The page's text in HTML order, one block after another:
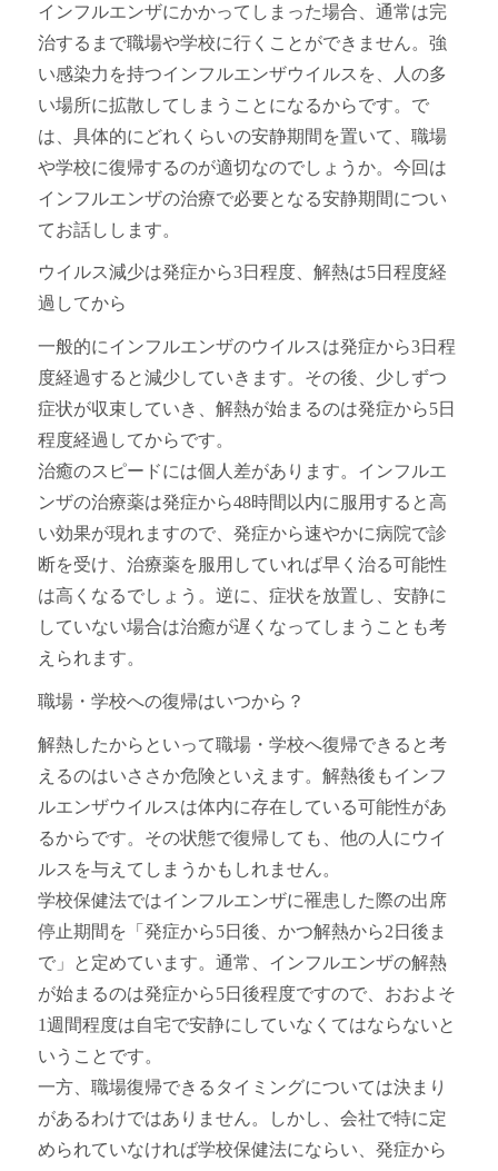
インフルエンザにかかってしまった場合、通常は完
治するまで職場や学校に行くことができません。強
い感染力を持つインフルエンザウイルスを、人の多
い場所に拡散してしまうことになるからです。で
は、具体的にどれくらいの安静期間を置いて、職場
や学校に復帰するのが適切なのでしょうか。今回は
インフルエンザの治療で必要となる安静期間につい
てお話しします。
ウイルス減少は発症から3日程度、解熱は5日程度経
過してから
一般的にインフルエンザのウイルスは発症から3日程
度経過すると減少していきます。その後、少しずつ
症状が収束していき、解熱が始まるのは発症から5日
程度経過してからです。
治癒のスピードには個人差があります。インフルエ
ンザの治療薬は発症から48時間以内に服用すると高
い効果が現れますので、発症から速やかに病院で診
断を受け、治療薬を服用していれば早く治る可能性
は高くなるでしょう。逆に、症状を放置し、安静に
していない場合は治癒が遅くなってしまうことも考
えられます。
職場・学校への復帰はいつから？
解熱したからといって職場・学校へ復帰できると考
えるのはいささか危険といえます。解熱後もインフ
ルエンザウイルスは体内に存在している可能性があ
るからです。その状態で復帰しても、他の人にウイ
ルスを与えてしまうかもしれません。
学校保健法ではインフルエンザに罹患した際の出席
停止期間を「発症から5日後、かつ解熱から2日後ま
で」と定めています。通常、インフルエンザの解熱
が始まるのは発症から5日後程度ですので、おおよそ
1週間程度は自宅で安静にしていなくてはならないと
いうことです。
一方、職場復帰できるタイミングについては決まり
があるわけではありません。しかし、会社で特に定
められていなければ学校保健法にならい、発症から